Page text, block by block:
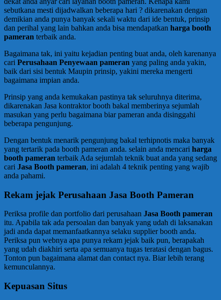
sebutkana mesti dijadwalkan beberapa hari ? dikarenakan dengan
demikian anda punya banyak sekali waktu dari ide bentuk, prinsip
dan perihal yang lain bahkan anda bisa mendapatkan harga booth
pameran terbaik anda.
Bagaimana tak, ini yaitu kejadian penting buat anda, oleh karenanya
cari Perusahaan Penyewaan pameran yang paling anda yakin,
baik dari sisi bentuk Maupin prinsip, yakini mereka mengerti
bagaimana impian anda.
Prinsip yang anda kemukakan pastinya tak seluruhnya diterima,
dikarenakan Jasa kontraktor booth bakal memberinya sejumlah
masukan yang perlu bagaimana biar pameran anda disinggahi
beberapa pengunjung.
Dengan bentuk menarik pengunjung bakal terhipnotis maka banyak
yang tertarik pada booth pameran anda. selain anda mencari harga
booth pameran terbaik Ada sejumlah teknik buat anda yang sedang
cari Jasa Booth pameran, ini adalah 4 teknik penting yang wajib
anda pahami.
Rekam jejak Perusahaan Jasa Booth Pameran
Periksa profile dan portfolio dari perusahaan Jasa Booth pameran
itu. Apabila tak ada persoalan dan banyak yang udah di laksanakan
jadi anda dapat memanfaatkannya selaku supplier booth anda.
Periksa pun webnya apa punya rekam jejak baik pun, berapakah
yang udah diakhiri serta apa semuanya tugas teratasi dengan bagus.
Tonton pun bagaimana alamat dan contact nya. Biar lebih terang
kemunculannya.
Kepuasan Situs